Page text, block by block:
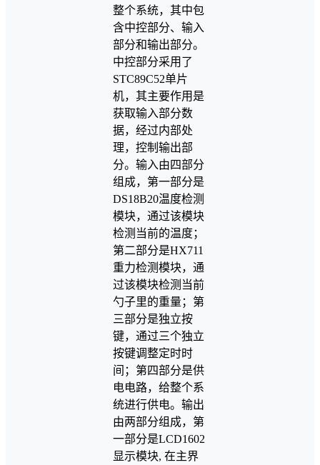
整个系统，其中包
含中控部分、输入
部分和输出部分。
中控部分采用了
STC89C52单片
机，其主要作用是
获取输入部分数
据，经过内部处
理，控制输出部
分。输入由四部分
组成，第一部分是
DS18B20温度检测
模块，通过该模块
检测当前的温度；
第二部分是HX711
重力检测模块，通
过该模块检测当前
勺子里的重量；第
三部分是独立按
键，通过三个独立
按键调整定时时
间；第四部分是供
电电路，给整个系
统进行供电。输出
由两部分组成，第
一部分是LCD1602
显示模块, 在主界